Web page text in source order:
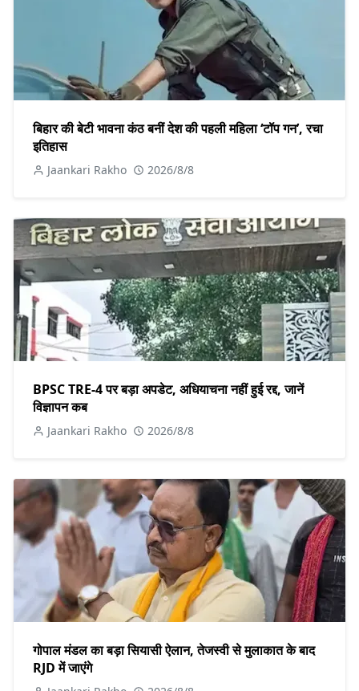
बिहार की बेटी भावना कंठ बनीं देश की पहली महिला ‘टॉप गन’, रचा
इतिहास
Jaankari Rakho 2026/8/8
BPSC TRE-4 पर बड़ा अपडेट, अधियाचना नहीं हुई रद्द, जानें
विज्ञापन कब
Jaankari Rakho 2026/8/8
गोपाल मंडल का बड़ा सियासी ऐलान, तेजस्वी से मुलाकात के बाद
RJD में जाएंगे